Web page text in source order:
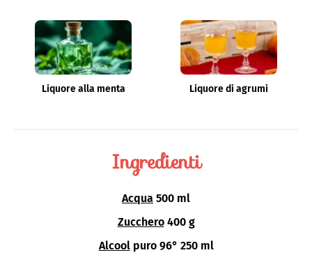
Liquore alla menta Liquore di agrumi
Ingredienti
Acqua 500 ml
Zucchero 400 g
Alcool puro 96° 250 ml